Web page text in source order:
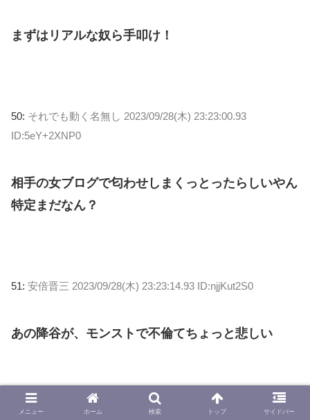
まずはリアルな奴ら手叩け！
50: それでも動く名無し 2023/09/28(木) 23:23:00.93
ID:5eY+2XNP0
相手の女ブログで匂わせしまくっとったらしいやん
特定まだなん？
51: 安倍晋三 2023/09/28(木) 23:23:14.93 ID:njjKut2S0
あの降谷が、モンストで不倫てちょっと悲しい
52:それでも動く名無し 2023/09/28(木) 23:23:16.38
メニュー ホーム 検索 トップ サイドバー